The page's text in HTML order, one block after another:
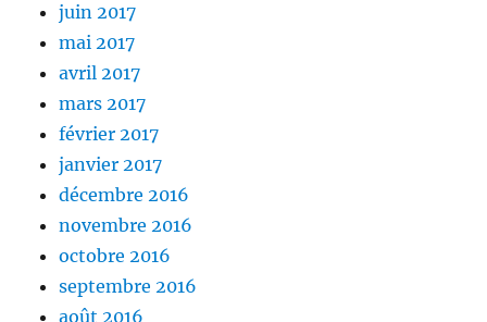
juin 2017
mai 2017
avril 2017
mars 2017
février 2017
janvier 2017
décembre 2016
novembre 2016
octobre 2016
septembre 2016
août 2016